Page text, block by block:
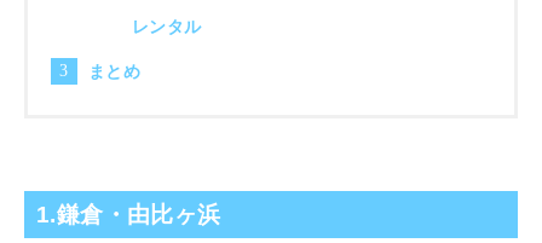
レンタル
まとめ
1.鎌倉・由比ヶ浜